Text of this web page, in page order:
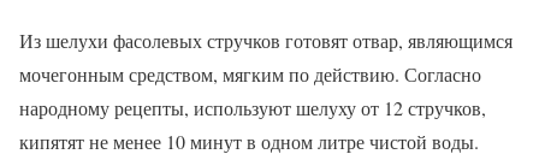
Из шелухи фасолевых стручков готовят отвар, являющимся
мочегонным средством, мягким по действию. Согласно
народному рецепты, используют шелуху от 12 стручков,
кипятят не менее 10 минут в одном литре чистой воды.